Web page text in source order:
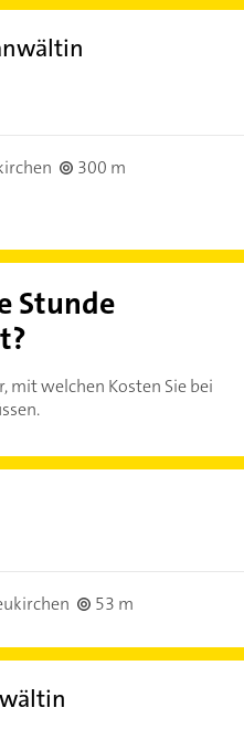
300 m
Stunde
mit welchen Kosten Sie bei
53 m